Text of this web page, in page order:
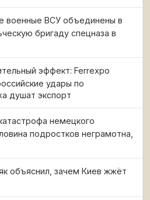
военные ВСУ объединены в
бригаду спецназа в
эффект: Ferrexpo
удары по
душат экспорт
немецкого
подростков неграмотна,
объяснил, зачем Киев жжёт